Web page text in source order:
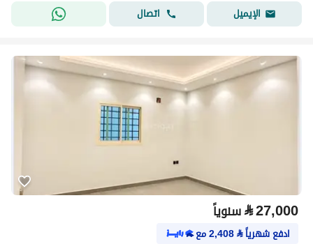
الإيميل
اتصال
⃁27,000 سنوياً
ادفع شهرياً⃁
2,408مع